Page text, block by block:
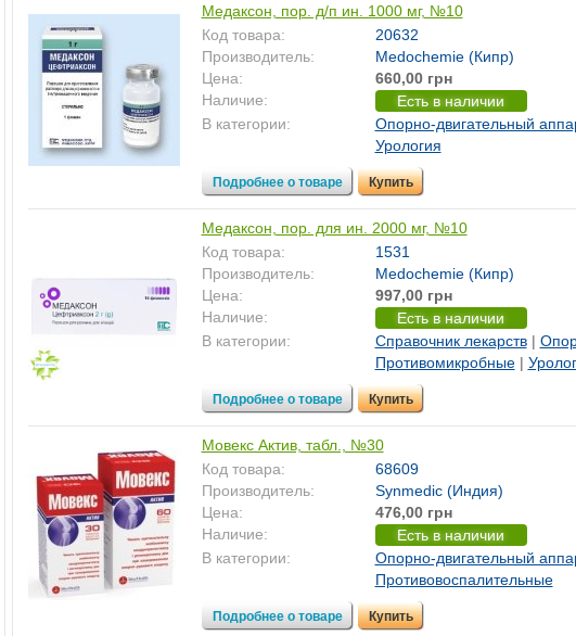
Медаксон, пор. д/п ин. 1000 мг, №10
Код товара:
20632
Производитель:
Medochemie (Кипр)
Цена:
660,00 грн
Наличие:
Есть в наличии
В категории:
Опорно-двигательный
Урология
Подробнее о товаре Купить
Медаксон, пор. для ин. 2000 мг, №10
Код товара:
1531
Производитель:
Medochemie (Кипр)
Цена:
997,00 грн
Наличие:
Есть в наличии
В категории:
Справочник лекарств|
Противомикробные|
Подробнее о товаре Купить
Мовекс Актив, табл., №30
Код товара:
68609
Производитель:
Synmedic (Индия)
Цена:
476,00 грн
Наличие:
Есть в наличии
В категории:
Опорно-двигательный
Противовоспалительные
Подробнее о товаре Купить